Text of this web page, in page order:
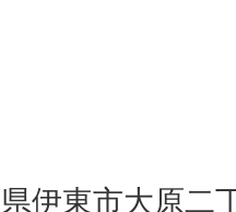
伊東市大原二